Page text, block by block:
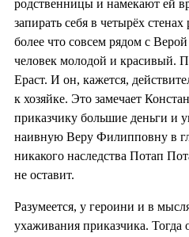
родственницы и намекают ей
запирать себя в четырёх
более что совсем рядом с
человек молодой и красивый.
Ераст. И он, кажется,
к хозяйке. Это замечает
приказчику большие деньги и
наивную Веру Филипповну в
никакого наследства Потап
не оставит.
Разумеется, у героини и в
ухаживания приказчика. Тогда